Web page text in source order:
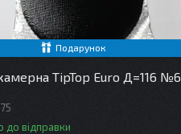
Подарунок
TipTop Euro Д=116 №6
до відправки